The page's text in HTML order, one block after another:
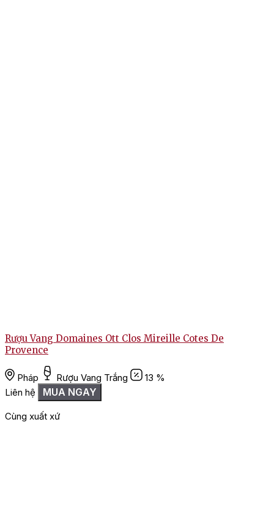
Rượu Vang Domaines Ott Clos Mireille Cotes De
Provence
Pháp Rượu Vang Trắng
13 %
Liên hệ
MUA NGAY
Cùng xuất xứ